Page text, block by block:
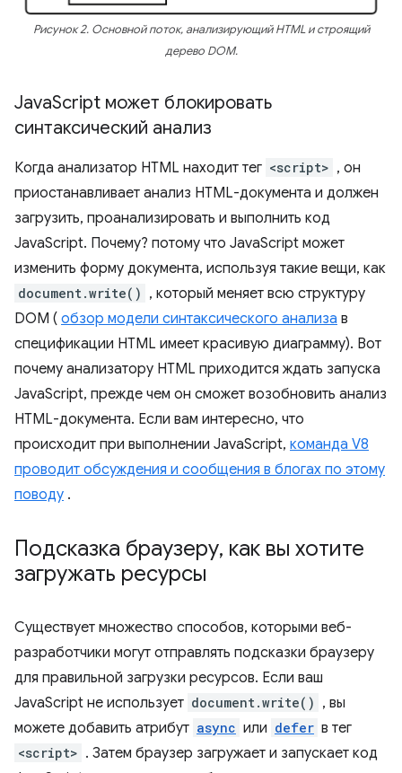
Рисунок 2. Основной поток, анализирующий HTML и строящий
дерево DOM.
JavaScript может блокировать
синтаксический анализ
Когда анализатор HTML находит тег <script> , он
приостанавливает анализ HTML-документа и должен
загрузить, проанализировать и выполнить код
JavaScript. Почему? потому что JavaScript может
изменить форму документа, используя такие вещи, как
document.write() , который меняет всю структуру
DOM ( обзор модели синтаксического анализа в
спецификации HTML имеет красивую диаграмму). Вот
почему анализатору HTML приходится ждать запуска
JavaScript, прежде чем он сможет возобновить анализ
HTML-документа. Если вам интересно, что
происходит при выполнении JavaScript, команда V8
проводит обсуждения и сообщения в блогах по этому
поводу .
Подсказка браузеру, как вы хотите
загружать ресурсы
Существует множество способов, которыми веб-
разработчики могут отправлять подсказки браузеру
для правильной загрузки ресурсов. Если ваш
JavaScript не использует document.write() , вы
можете добавить атрибут async или defer в тег
<script> . Затем браузер загружает и запускает код